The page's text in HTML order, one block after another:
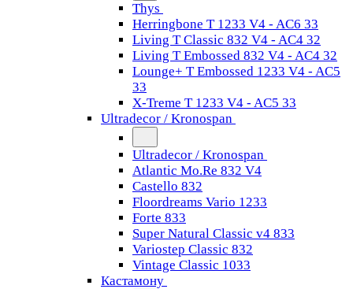
Thys
Herringbone T 1233 V4 - AC6 33
Living T Classic 832 V4 - AC4 32
Living T Embossed 832 V4 - AC4 32
Lounge+ T Embossed 1233 V4 - AC5
33
X-Treme T 1233 V4 - AC5 33
Ultradecor / Kronospan
Ultradecor / Kronospan
Atlantic Mo.Re 832 V4
Castello 832
Floordreams Vario 1233
Forte 833
Super Natural Classic v4 833
Variostep Classic 832
Vintage Classic 1033
Кастамону